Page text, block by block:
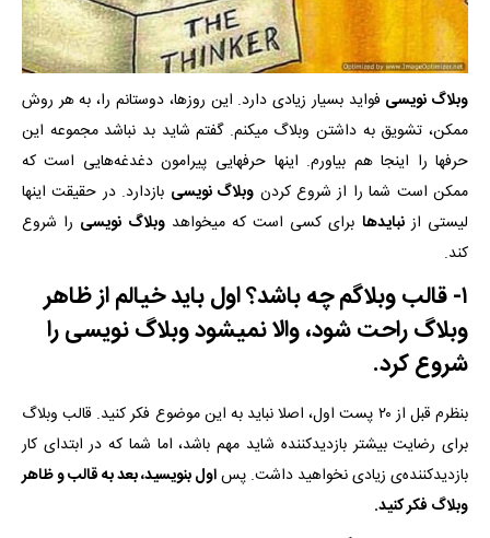
وبلاگ نویسی فواید بسیار زیادی دارد. این روزها، دوستانم را، به هر روش
ممکن، تشویق به داشتن وبلاگ میکنم. گفتم شاید بد نباشد مجموعه این
حرفها را اینجا هم بیاورم. اینها حرفهایی پیرامون دغدغه‌هایی است که
ممکن است شما را از شروع کردن وبلاگ نویسی بازدارد. در حقیقت اینها
لیستی ازنبایدها برای کسی است که میخواهدوبلاگ نویسی را شروع
کند.
۱- قالب وبلاگم چه باشد؟ اول باید خیالم از ظاهر
وبلاگ راحت شود، والا نمیشود وبلاگ نویسی را
شروع کرد.
بنظرم قبل از ۲۰ پست اول، اصلا نباید به این موضوع فکر کنید. قالب وبلاگ
برای رضایت بیشتر بازدیدکننده شاید مهم باشد، اما شما که در ابتدای کار
بازدیدکننده‌ی زیادی نخواهید داشت. پساول بنویسید، بعد به قالب و ظاهر
وبلاگ فکر کنید.